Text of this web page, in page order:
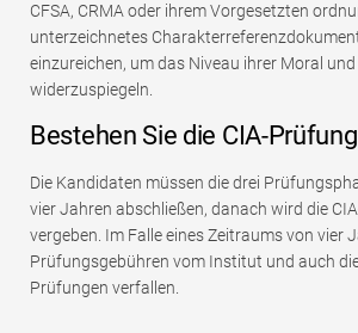
CFSA, CRMA oder ihrem Vorgesetzten
unterzeichnetes
einzureichen, um das Niveau ihrer Moral
widerzuspiegeln.
Bestehen Sie die CIA-
Die Kandidaten müssen die drei
vier Jahren abschließen, danach wird die
vergeben. Im Falle eines Zeitraums von vier
Prüfungsgebühren vom Institut und auch
Prüfungen verfallen.